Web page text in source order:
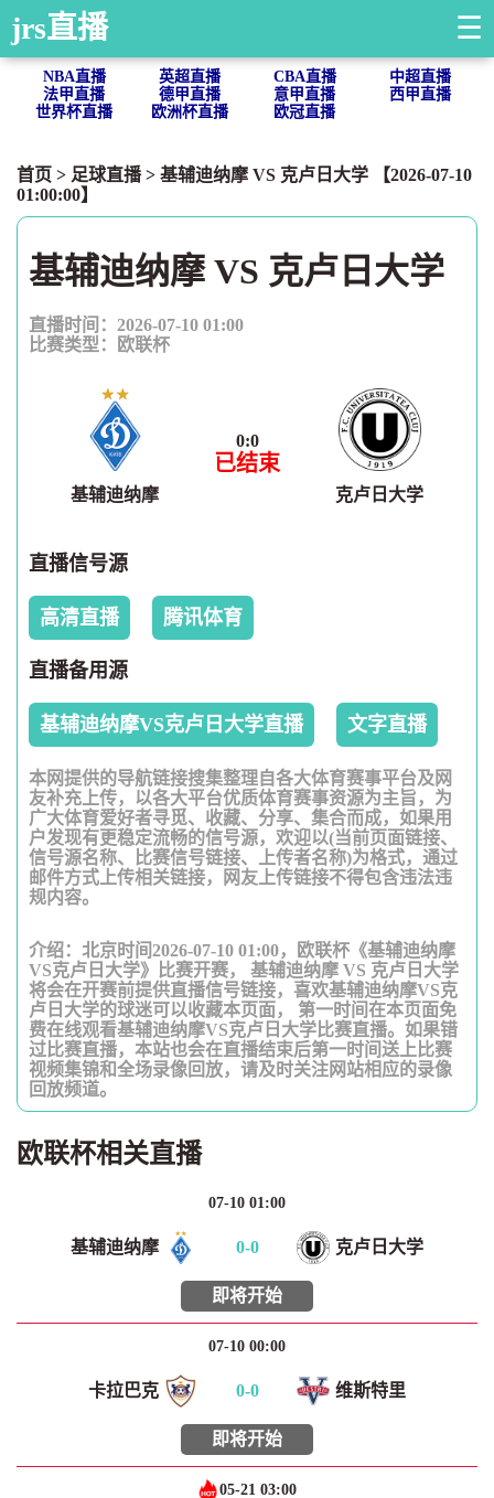
jrs直播 ☰
NBA直播 英超直播 CBA直播
中超直播
法甲直播
德甲直播 意甲直播
西甲直播
世界杯直播
欧洲杯直播 欧冠直播
首页 > 足球直播> 基辅迪纳摩 VS 克卢日大学 【2026-07-10
01:00:00】
基辅迪纳摩 VS 克卢日大学
直播时间：2026-07-10 01:00
比赛类型：
欧联杯
基辅迪纳摩
0:0
已结束
克卢日大学
直播信号源
高清直播 腾讯体育
直播备用源
基辅迪纳摩VS克卢日大学直播 文字直播
本网提供的导航链接搜集整理自各大体育赛事平台及网
友补充上传，以各大平台优质体育赛事资源为主旨，为
广大体育爱好者寻觅、收藏、分享、集合而成，如果用
户发现有更稳定流畅的信号源，欢迎以(当前页面链接、
信号源名称、比赛信号链接、上传者名称)为格式，通过
邮件方式上传相关链接，网友上传链接不得包含违法违
规内容。
介绍：北京时间2026-07-10 01:00，欧联杯《基辅迪纳摩
VS克卢日大学》比赛开赛， 基辅迪纳摩 VS 克卢日大学
将会在开赛前提供直播信号链接，喜欢基辅迪纳摩VS克
卢日大学的球迷可以收藏本页面， 第一时间在本页面免
费在线观看基辅迪纳摩VS克卢日大学比赛直播。如果错
过比赛直播，本站也会在直播结束后第一时间送上比赛
视频集锦和全场录像回放，请及时关注网站相应的录像
回放频道。
欧联杯相关直播
07-10 01:00
基辅迪纳摩 0-0 克卢日大学
即将开始
07-10 00:00
卡拉巴克 0-0 维斯特里
即将开始
05-21 03:00